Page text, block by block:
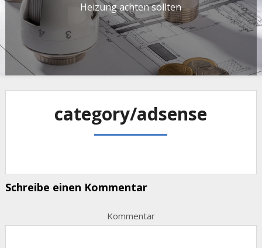
Heizung achten sollten
category/adsense
Schreibe einen Kommentar
Kommentar